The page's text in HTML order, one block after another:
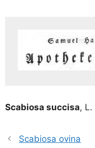
Sca­bio­sa suc­cisa, L.
Scabiosa ovina